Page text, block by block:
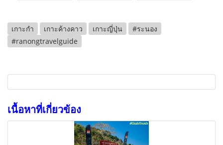
เกาะกำ เกาะค้างคาว เกาะญี่ปุ่น
#ระนอง
#ranongtravelguide
เนื้อหาที่เกี่ยวข้อง